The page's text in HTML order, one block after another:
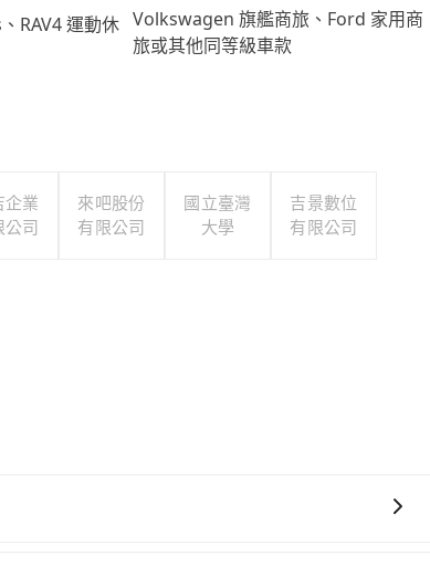
RAV4 運動休 Volkswagen 旗艦商旅、Ford 家用商
旅或其他同等級車款
企業
公司
來吧股份
有限公司
國立臺灣
大學
吉景數位
有限公司